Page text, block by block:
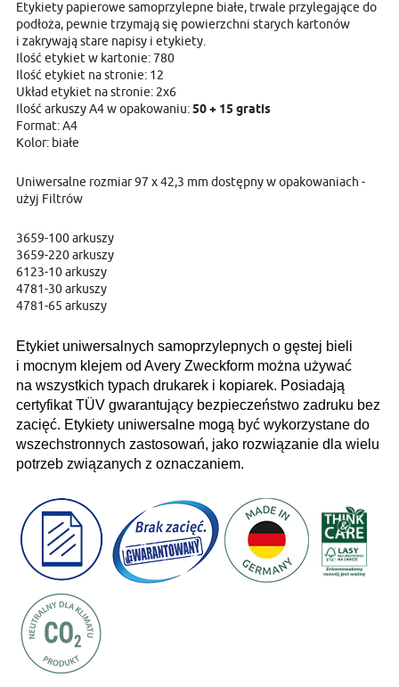
Etykiety papierowe samoprzylepne białe, trwale przylegające do
podłoża, pewnie trzymają się powierzchni starych kartonów
i zakrywają stare napisy i etykiety.
Ilość etykiet w kartonie: 780
Ilość etykiet na stronie: 12
Układ etykiet na stronie: 2x6
Ilość arkuszy A4 w opakowaniu:50 + 15 gratis
Format: A4
Kolor: białe
Uniwersalne rozmiar 97 x 42,3 mm dostępny w opakowaniach -
użyj Filtrów
3659-100 arkuszy
3659-220 arkuszy
6123-10 arkuszy
4781-30 arkuszy
4781-65 arkuszy
Etykiet uniwersalnych samoprzylepnych o gęstej bieli
i mocnym klejem od Avery Zweckform można używać
na wszystkich typach drukarek i kopiarek. Posiadają
certyfikat TÜV gwarantujący bezpieczeństwo zadruku bez
zacięć. Etykiety uniwersalne mogą być wykorzystane do
wszechstronnych zastosowań, jako rozwiązanie dla wielu
potrzeb związanych z oznaczaniem.